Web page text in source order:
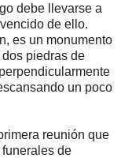
debe llevarse a
de ello.
es un monumento
piedras de
un poco
reunión que
de